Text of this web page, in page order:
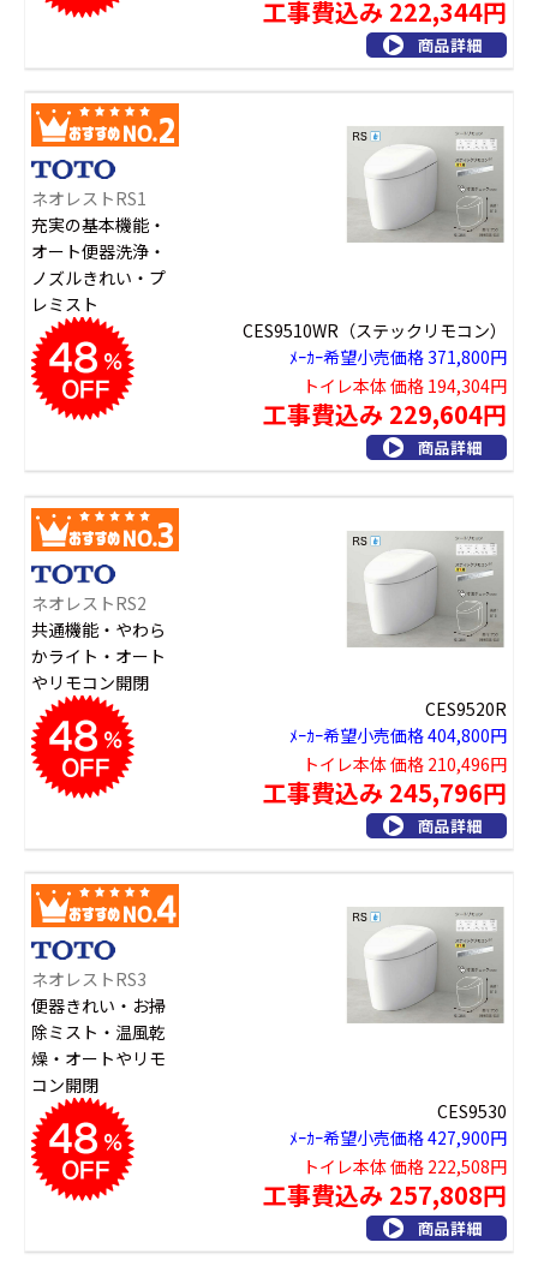
工事費込み 222,344円
ネオレストRS1
充実の基本機能・
オート便器洗浄・
ノズルきれい・プ
レミスト
CES9510WR（ステックリモコン）
ﾒｰｶｰ希望小売価格 371,800円
トイレ本体 価格 194,304円
工事費込み 229,604円
ネオレストRS2
共通機能・やわら
かライト・オート
やリモコン開閉
CES9520R
ﾒｰｶｰ希望小売価格 404,800円
トイレ本体 価格 210,496円
工事費込み 245,796円
ネオレストRS3
便器きれい・お掃
除ミスト・温風乾
燥・オートやリモ
コン開閉
CES9530
ﾒｰｶｰ希望小売価格 427,900円
トイレ本体 価格 222,508円
工事費込み 257,808円